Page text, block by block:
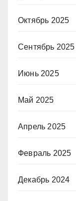
Октябрь 2025
Сентябрь 2025
Июнь 2025
Май 2025
Апрель 2025
Февраль 2025
Декабрь 2024